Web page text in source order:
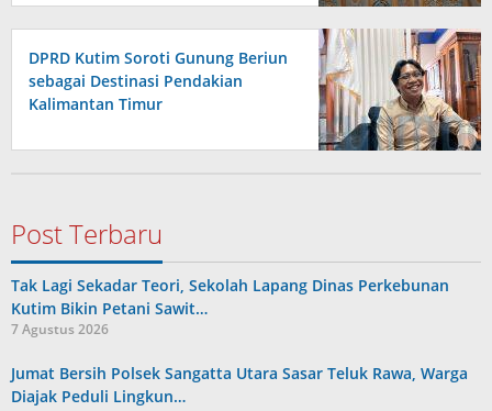
DPRD Kutim Soroti Gunung Beriun
sebagai Destinasi Pendakian
Kalimantan Timur
Post Terbaru
Tak Lagi Sekadar Teori, Sekolah Lapang Dinas Perkebunan
Kutim Bikin Petani Sawit…
7 Agustus 2026
Jumat Bersih Polsek Sangatta Utara Sasar Teluk Rawa, Warga
Diajak Peduli Lingkun…